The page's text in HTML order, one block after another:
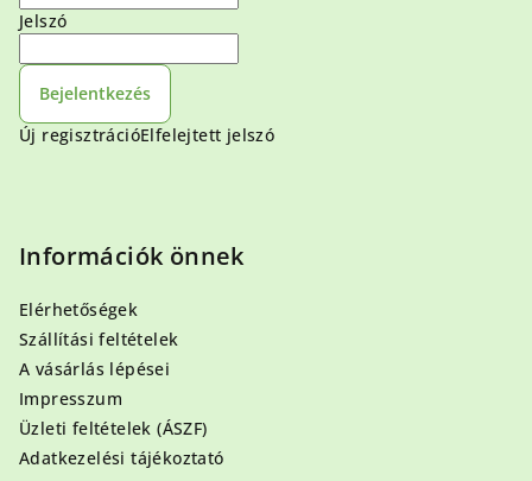
Jelszó
Bejelentkezés
Új regisztrációElfelejtett jelszó
Információk önnek
Elérhetőségek
Szállítási feltételek
A vásárlás lépései
Impresszum
Üzleti feltételek (ÁSZF)
Adatkezelési tájékoztató